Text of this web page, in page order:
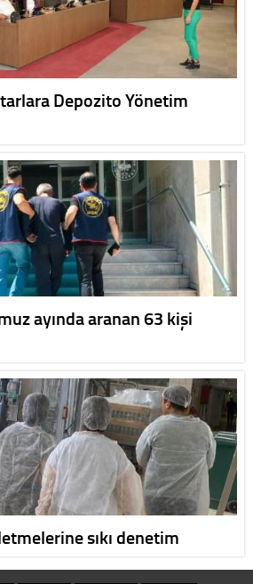
Depozito Yönetim
ayında aranan 63 kişi
sıkı denetim